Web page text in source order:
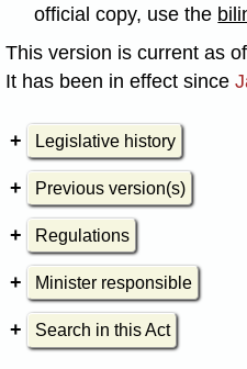
official copy, use the
This version is current as of
It has been in effect since
Legislative history
Previous version(s)
Regulations
Minister responsible
Search in this Act